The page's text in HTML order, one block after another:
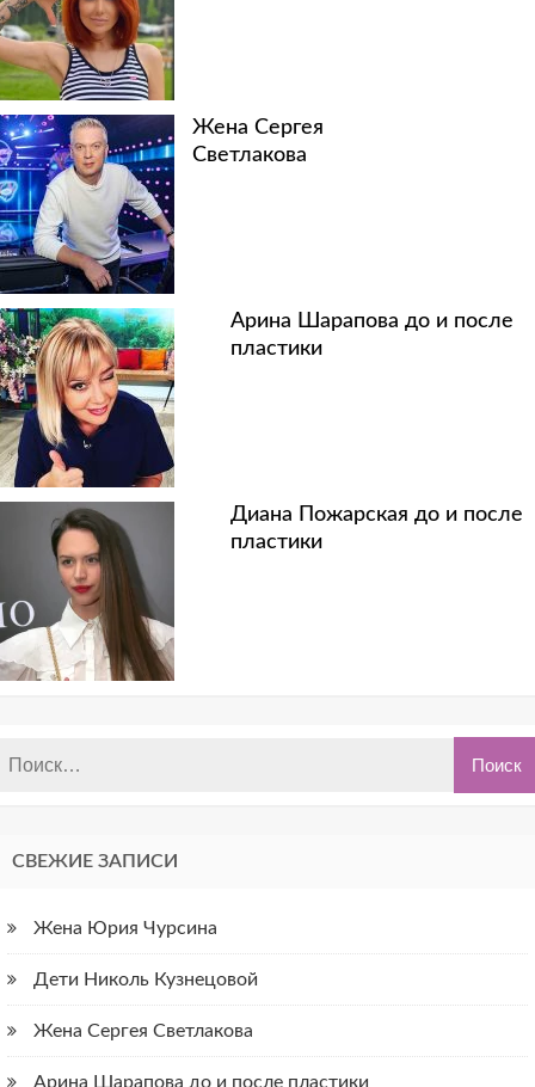
Жена Сергея
Светлакова
Арина Шарапова до и после
пластики
Диана Пожарская до и после
пластики
СВЕЖИЕ ЗАПИСИ
Жена Юрия Чурсина
Дети Николь Кузнецовой
Жена Сергея Светлакова
Арина Шарапова до и после пластики